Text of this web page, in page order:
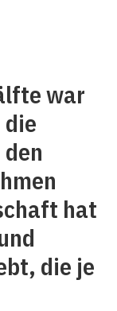
war
hat
die je